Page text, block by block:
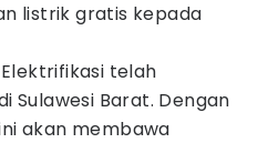
listrik gratis kepada
Elektrifikasi telah
Sulawesi Barat. Dengan
akan membawa